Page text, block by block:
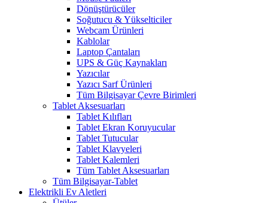
Dönüştürücüler
Soğutucu & Yükselticiler
Webcam Ürünleri
Kablolar
Laptop Çantaları
UPS & Güç Kaynakları
Yazıcılar
Yazıcı Sarf Ürünleri
Tüm Bilgisayar Çevre Birimleri
Tablet Aksesuarları
Tablet Kılıfları
Tablet Ekran Koruyucular
Tablet Tutucular
Tablet Klavyeleri
Tablet Kalemleri
Tüm Tablet Aksesuarları
Tüm Bilgisayar-Tablet
Elektrikli Ev Aletleri